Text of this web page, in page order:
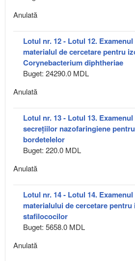
Anulată
Lotul nr. 12 - Lotul 12.
materialul de cercetare pentru
Corynebacterium diphtheriae
Buget: 24290.0 MDL
Anulată
Lotul nr. 13 - Lotul 13.
secrețiilor nazofaringiene
bordetelelor
Buget: 220.0 MDL
Anulată
Lotul nr. 14 - Lotul 14.
materialului de cercetare pentru
stafilococilor
Buget: 5658.0 MDL
Anulată